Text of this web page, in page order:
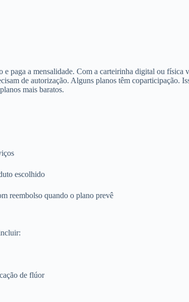
e paga a mensalidade. Com a carteirinha digital ou física
de autorização. Alguns planos têm coparticipação.
mais baratos.
escolhido
reembolso quando o plano prevê
de flúor